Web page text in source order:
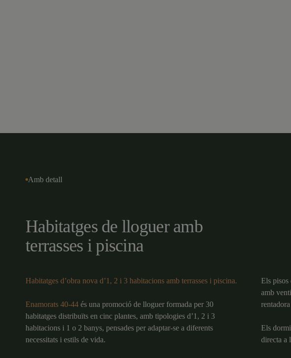
Amb detall
Habitatges de lloguer amb
terrasses i piscina
Habitatges d’obra nova d’1, 2 i 3 habitacions amb terrasses i piscina.
Enamorats 40-44 és una promoció de lloguer formada per 30
habitatges distribuïts en cinc plantes, amb tipologies d’1, 2 i 3
habitacions i 1 o 2 banys, pensades per adaptar-se a diferents
necessitats i estils de vida.
Els pisos
amb
Els
directa a